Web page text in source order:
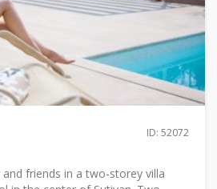
ID: 52072
friends in a two-storey villa